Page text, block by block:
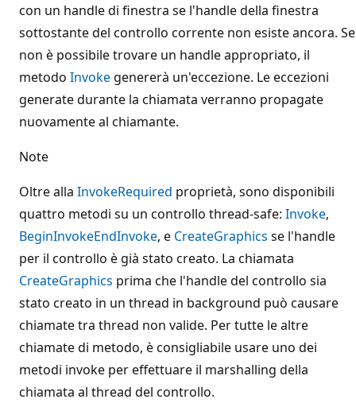
con un handle di finestra se l'handle della finestra
sottostante del controllo corrente non esiste ancora. Se
non è possibile trovare un handle appropriato, il
metodo Invoke genererà un'eccezione. Le eccezioni
generate durante la chiamata verranno propagate
nuovamente al chiamante.
Note
Oltre alla InvokeRequired proprietà, sono disponibili
quattro metodi su un controllo thread-safe: Invoke,
BeginInvokeEndInvoke, e CreateGraphics se l'handle
per il controllo è già stato creato. La chiamata
CreateGraphics prima che l'handle del controllo sia
stato creato in un thread in background può causare
chiamate tra thread non valide. Per tutte le altre
chiamate di metodo, è consigliabile usare uno dei
metodi invoke per effettuare il marshalling della
chiamata al thread del controllo.